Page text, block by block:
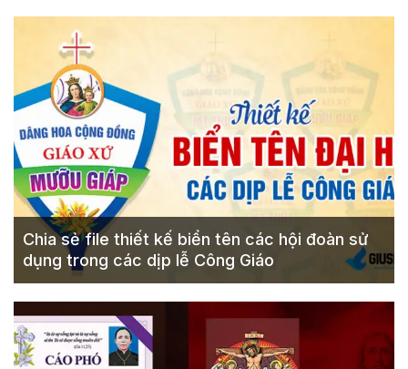
Chia sẻ file thiết kế biển tên các hội đoàn sử
dụng trong các dịp lễ Công Giáo